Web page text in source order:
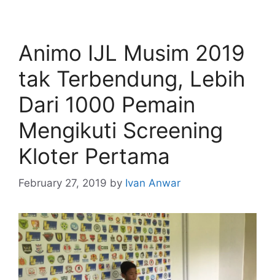
Animo IJL Musim 2019
tak Terbendung, Lebih
Dari 1000 Pemain
Mengikuti Screening
Kloter Pertama
February 27, 2019 by Ivan Anwar